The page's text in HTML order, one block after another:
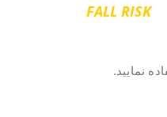
FALL RISK
نمایید.